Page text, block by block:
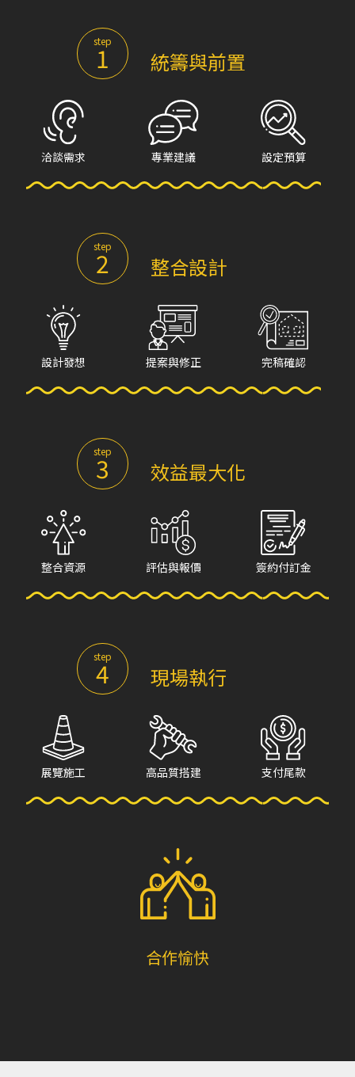
step
1 統籌與前置
洽談需求 專業建議 設定預算
step
2 整合設計
設計發想 提案與修正 完稿確認
step
3 效益最大化
整合資源 評估與報價 簽約付訂金
step
4 現場執行
展覽施工 高品質搭建 支付尾款
合作愉快